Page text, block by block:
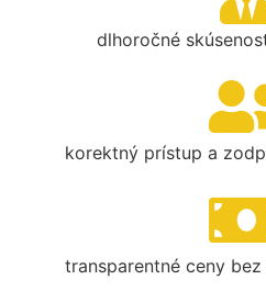
dlhoročné
korektný prístup a
transparentné ceny